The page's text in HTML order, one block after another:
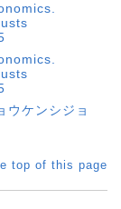
ウケンシジョ
top of this page